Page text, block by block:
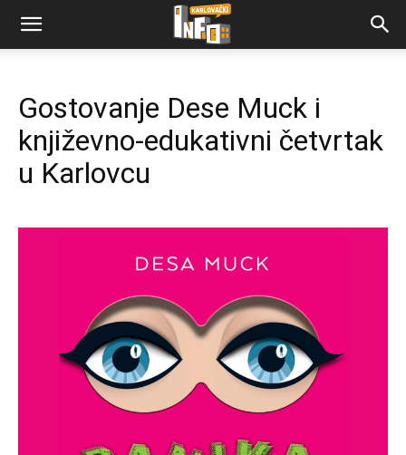
Gostovanje Dese Muck i
književno-edukativni četvrtak
u Karlovcu